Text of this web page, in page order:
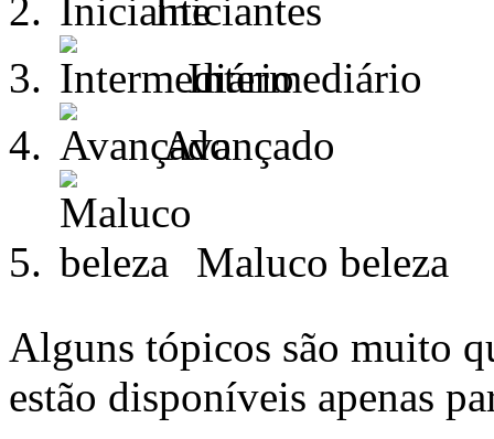
Iniciantes
Intermediário
Avançado
Maluco beleza
Alguns tópicos são muito
estão disponíveis apenas